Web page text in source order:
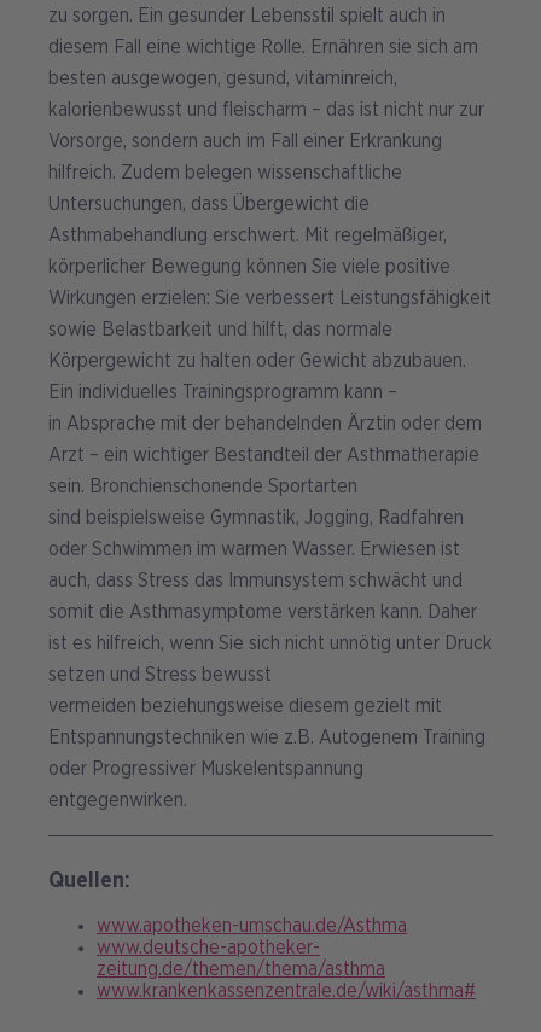
zu sorgen. Ein gesunder Lebensstil spielt auch in
diesem Fall eine wichtige Rolle. Ernähren sie sich am
besten ausgewogen, gesund, vitaminreich,
kalorienbewusst und fleischarm – das ist nicht nur zur
Vorsorge, sondern auch im Fall einer Erkrankung
hilfreich. Zudem belegen wissenschaftliche
Untersuchungen, dass Übergewicht die
Asthmabehandlung erschwert. Mit regelmäßiger,
körperlicher Bewegung können Sie viele positive
Wirkungen erzielen: Sie verbessert Leistungsfähigkeit
sowie Belastbarkeit und hilft, das normale
Körpergewicht zu halten oder Gewicht abzubauen.
Ein individuelles Trainingsprogramm kann –
in Absprache mit der behandelnden Ärztin oder dem
Arzt – ein wichtiger Bestandteil der Asthmatherapie
sein. Bronchienschonende Sportarten
sind beispielsweise Gymnastik, Jogging, Radfahren
oder Schwimmen im warmen Wasser. Erwiesen ist
auch, dass Stress das Immunsystem schwächt und
somit die Asthmasymptome verstärken kann. Daher
ist es hilfreich, wenn Sie sich nicht unnötig unter Druck
setzen und Stress bewusst
vermeiden beziehungsweise diesem gezielt mit
Entspannungstechniken wie z.B. Autogenem Training
oder Progressiver Muskelentspannung
entgegenwirken.
Quellen:
www.apotheken-umschau.de/Asthma
www.deutsche-apotheker-
zeitung.de/themen/thema/asthma
www.krankenkassenzentrale.de/wiki/asthma#